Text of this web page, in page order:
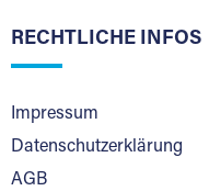
RECHTLICHE INFOS
Impressum
Datenschutzerklärung
AGB